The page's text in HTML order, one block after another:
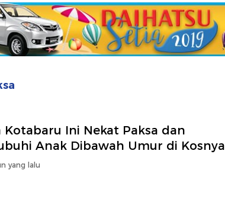
Kotabaru Ini Nekat Paksa dan
Anak Dibawah Umur di Kosnya
yang lalu